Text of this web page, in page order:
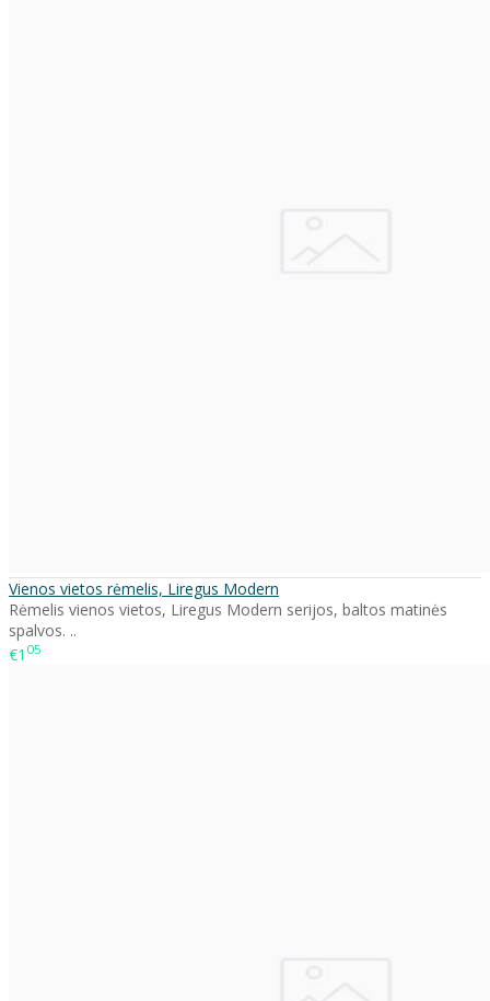
Vienos vietos rėmelis, Liregus Modern
Rėmelis vienos vietos, Liregus Modern serijos, baltos matinės
spalvos. ..
€1 05